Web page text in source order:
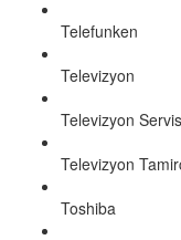
Telefunken
Televizyon
Televizyon
Televizyon
Toshiba